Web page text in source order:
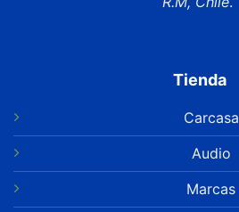
Tienda
Carcasa
Audio
Marcas